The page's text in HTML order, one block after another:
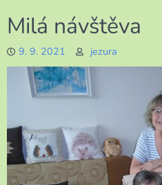
Milá návštěva
9. 9. 2021 jezura